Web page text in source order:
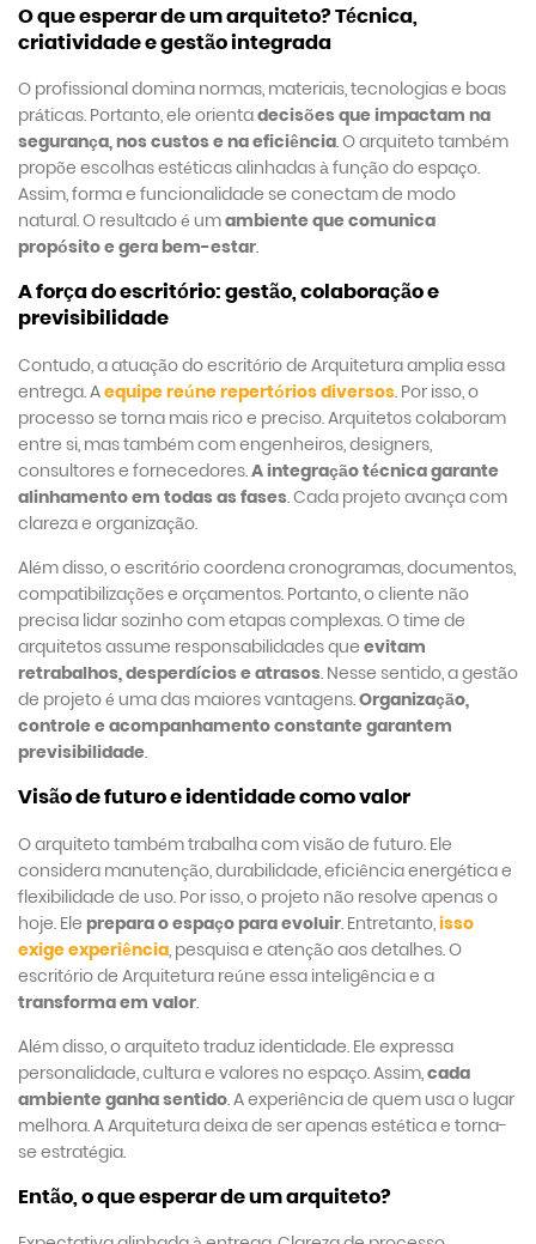
O que esperar de um arquiteto? Técnica,
criatividade e gestão integrada
O profissional domina normas, materiais, tecnologias e boas
práticas. Portanto, ele orientadecisões que impactam na
segurança, nos custos e na eficiência. O arquiteto também
propõe escolhas estéticas alinhadas à função do espaço.
Assim, forma e funcionalidade se conectam de modo
natural. O resultado é umambiente que comunica
propósito e gera bem-estar.
A força do escritório: gestão, colaboração e
previsibilidade
Contudo, a atuação do escritório de Arquitetura amplia essa
entrega. Aequipe reúnerepertórios diversos. Por isso, o
processo se torna mais rico e preciso. Arquitetos colaboram
entre si, mas também com engenheiros, designers,
consultores e fornecedores.A integração técnica garante
alinhamento em todas as fases. Cada projeto avança com
clareza e organização.
Além disso, o escritório coordena cronogramas, documentos,
compatibilizações e orçamentos. Portanto, o cliente não
precisa lidar sozinho com etapas complexas. O time de
arquitetos assume responsabilidades que evitam
retrabalhos, desperdícios e atrasos. Nesse sentido, a gestão
de projeto é uma das maiores vantagens.Organização,
controle e acompanhamento constante garantem
previsibilidade.
Visão de futuro e identidade como valor
O arquiteto também trabalha com visão de futuro. Ele
considera manutenção, durabilidade, eficiência energética e
flexibilidade de uso. Por isso, o projeto não resolve apenas o
hoje. Ele prepara o espaço para evoluir. Entretanto,isso
exige experiência, pesquisa e atenção aos detalhes. O
escritório de Arquitetura reúne essa inteligência e a
transforma em valor.
Além disso, o arquiteto traduz identidade. Ele expressa
personalidade, cultura e valores no espaço. Assim,cada
ambiente ganha sentido. A experiência de quem usa o lugar
melhora. A Arquitetura deixa de ser apenas estética e torna-
se estratégia.
Então, o que esperar de um arquiteto?